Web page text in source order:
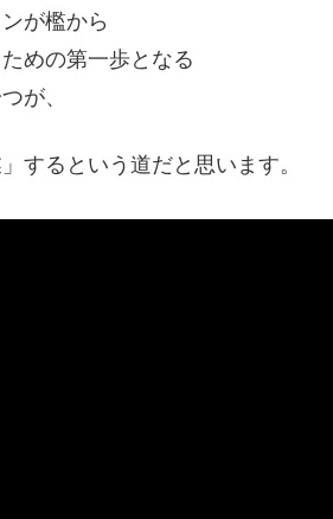
が檻から
めの第一歩となる
が、
」するという道だと思います。